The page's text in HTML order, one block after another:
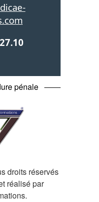
pénale
droits réservés
réalisé par